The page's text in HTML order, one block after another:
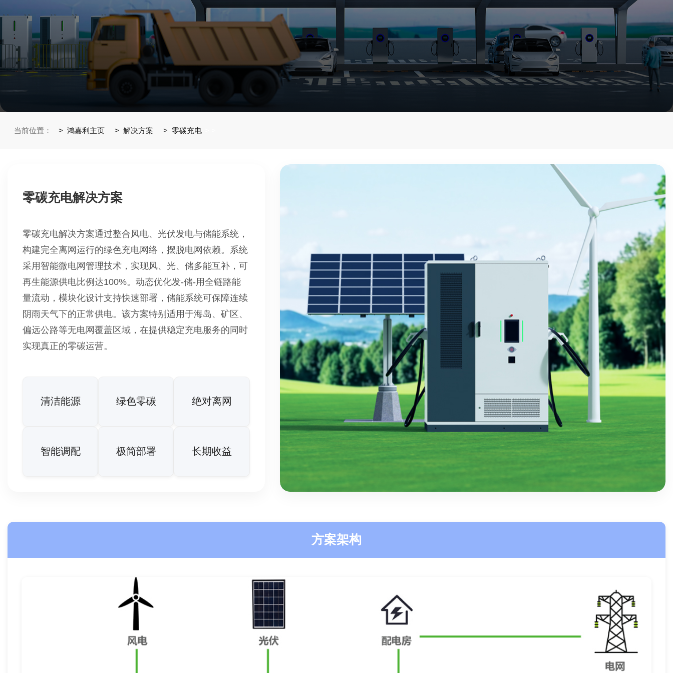
当前位置： 鸿嘉利主页 解决方案 零碳充电
零碳充电解决方案
零碳充电解决方案通过整合风电、光伏发电与储能系统，
构建完全离网运行的绿色充电网络，摆脱电网依赖。系统
采用智能微电网管理技术，实现风、光、储多能互补，可
再生能源供电比例达100%。动态优化发-储-用全链路能
量流动，模块化设计支持快速部署，储能系统可保障连续
阴雨天气下的正常供电。该方案特别适用于海岛、矿区、
偏远公路等无电网覆盖区域，在提供稳定充电服务的同时
实现真正的零碳运营。
清洁能源 绿色零碳 绝对离网
智能调配 极简部署 长期收益
方案架构